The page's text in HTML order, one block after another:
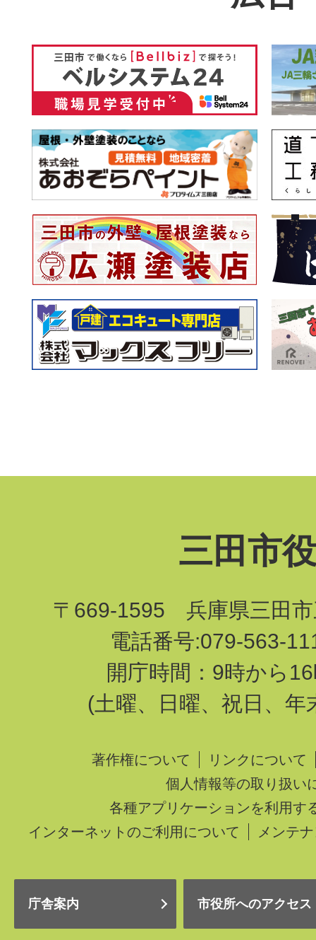
三田市
〒669-1595 兵庫県三田市
電話番号:079-563-
開庁時間：9時から
(土曜、日曜、祝日、年
著作権について
リンクについて
個人情報等の取り扱い
各種アプリケーションを利用す
インターネットのご利用について
メンテ
庁舎案内 市役所へのアクセス